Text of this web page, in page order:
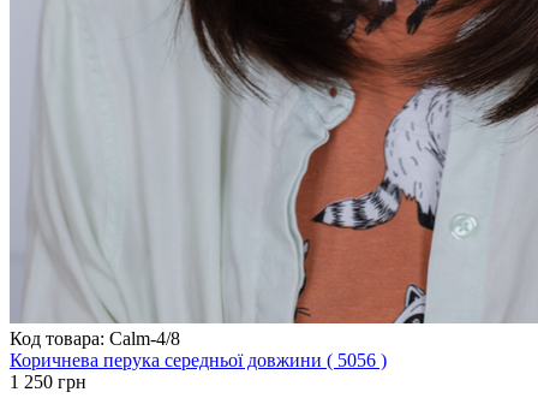
Код товара: Calm-4/8
Коричнева перука середньої довжини ( 5056 )
1 250 грн